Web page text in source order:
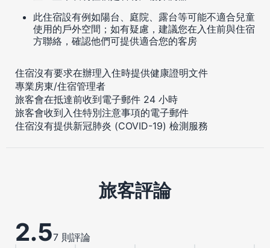
此住宿設有例如陽台、庭院、露台等可能不適合兒童
使用的戶外空間；如有疑慮，建議您在入住前與住宿
方聯絡，確認他們可提供適合您的客房
住宿沒有要求在辦理入住時提供健康證明文件
專業房東/住宿管理者
旅客會在抵達前收到電子郵件 24 小時
旅客會收到入住特別注意事項的電子郵件
住宿沒有提供新冠肺炎 (COVID-19) 檢測服務
旅客評論
2.57 則評論